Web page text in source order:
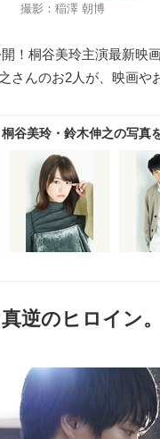
撮影：稲澤 朝博
！桐谷美玲主演最新映
さんのお2人が、映画や
桐谷美玲・鈴木伸之の写真
逆のヒロイン